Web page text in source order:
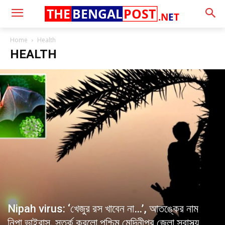
.NET
THE BENGALPOST
Home Health
HEALTH
Nipah virus: ‘খেজুর রস খাবেন না…’, আতঙ্কের নাম